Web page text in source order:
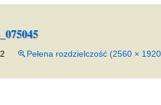
Pełena rozdzielczość (2560 ×